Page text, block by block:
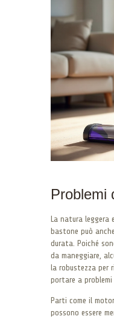
Problemi
La natura leggera
bastone può
durata. Poiché
da maneggiare,
la robustezza per
portare a problemi
Parti come il
possono essere